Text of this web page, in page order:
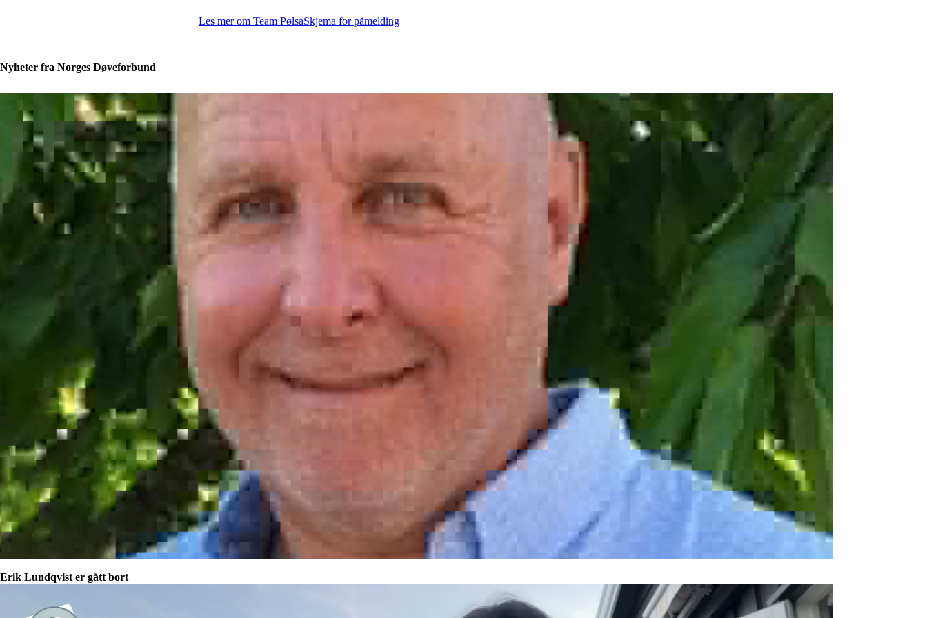
Les mer om Team PølsaSkjema for påmelding
Nyheter fra Norges Døveforbund
Erik Lundqvist er gått bort